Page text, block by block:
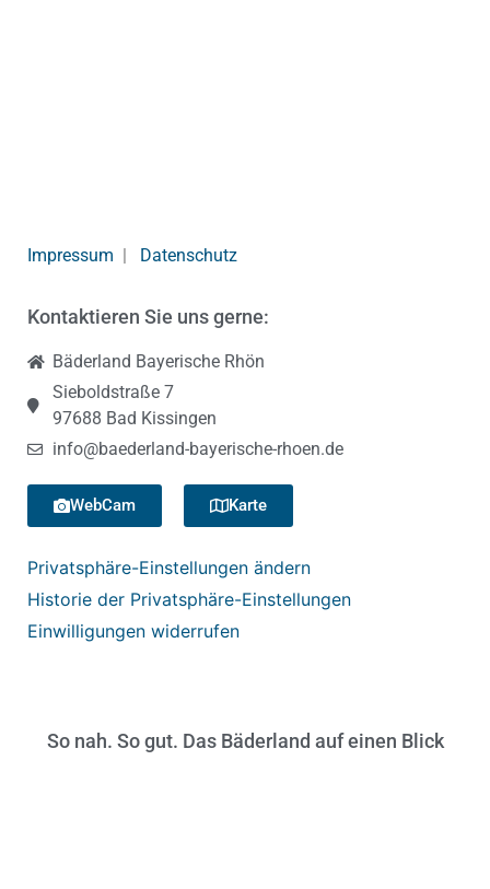
Impressum Datenschutz
Kontaktieren Sie uns gerne:
Bäderland Bayerische Rhön
Sieboldstraße 7
97688 Bad Kissingen
info@baederland-bayerische-rhoen.de
WebCam Karte
Privatsphäre-Einstellungen ändern
Historie der Privatsphäre-Einstellungen
Einwilligungen widerrufen
So nah. So gut. Das Bäderland auf einen Blick